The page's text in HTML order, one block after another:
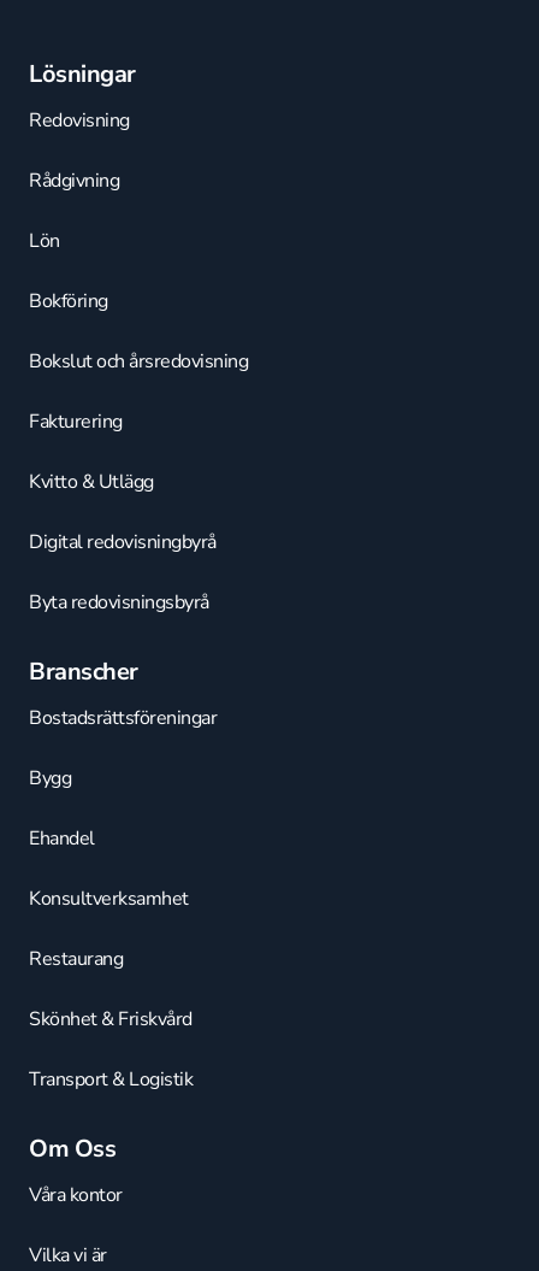
Lösningar
Redovisning
Rådgivning
Lön
Bokföring
Bokslut och årsredovisning
Fakturering
Kvitto & Utlägg
Digital redovisningbyrå
Byta redovisningsbyrå
Branscher
Bostadsrättsföreningar
Bygg
Ehandel
Konsultverksamhet
Restaurang
Skönhet & Friskvård
Transport & Logistik
Om Oss
Våra kontor
Vilka vi är